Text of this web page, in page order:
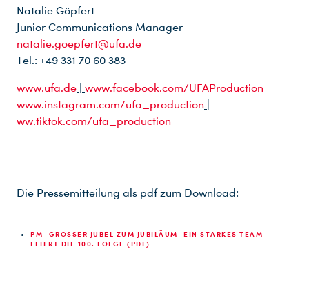
Natalie Göpfert
Junior Communications Manager
natalie.goepfert@ufa.de
Tel.: +49 331 70 60 383
www.ufa.de
www.facebook.com/UFAProduction
www.instagram.com/ufa_production
ww.tiktok.com/ufa_production
Die Pressemitteilung als pdf zum Download:
PM_GROSSER JUBEL ZUM JUBILÄUM_EIN STARKES TEAM F
EIERT DIE 100. FOLGE (PDF)